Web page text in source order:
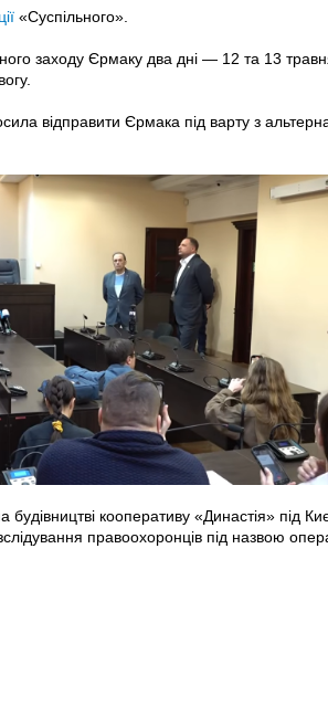
«Суспільного».
заходу Єрмаку два дні — 12 та 13
відправити Єрмака під варту з
кооперативу «Династія» під
правоохоронців під назвою